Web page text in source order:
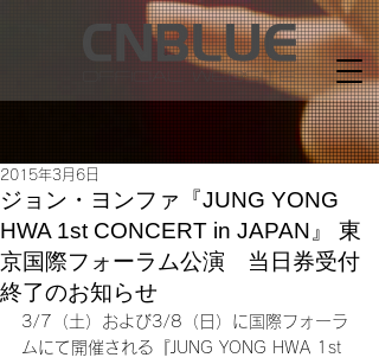
ジョン・ヨンファ『JUNG YONG
HWA 1st CONCERT in JAPAN』 東
京国際フォーラム公演 当日券受付
終了のお知らせ
2015年3月6日
3/7（土）および3/8（日）に国際フォーラ
ムにて開催される『JUNG YONG HWA 1st